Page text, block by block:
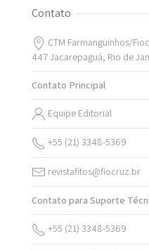
Contato
CTM Farmanguinhos/
447 Jacarepaguá, Rio de
Contato Principal
Equipe Editorial
+55 (21) 3348-5369
revistafitos@fiocruz.br
Contato para Suporte
+55 (21) 3348-5369